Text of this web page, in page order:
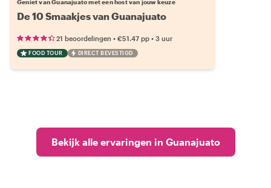
Geniet van Guanajuato met een host van jouw keuze
De 10 Smaakjes van Guanajuato
21 beoordelingen • €51.47 pp • 3 uur
FOOD TOUR DIRECT BEVESTIGD
Bekijk alle ervaringen in Guanajuato